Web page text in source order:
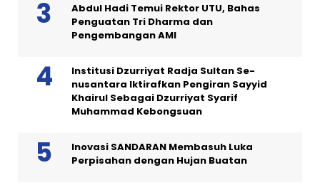
Abdul Hadi Temui Rektor UTU, Bahas
Penguatan Tri Dharma dan
Pengembangan AMI
Institusi Dzurriyat Radja Sultan Se-
nusantara Iktirafkan Pengiran Sayyid
Khairul Sebagai Dzurriyat Syarif
Muhammad Kebongsuan
Inovasi SANDARAN Membasuh Luka
Perpisahan dengan Hujan Buatan